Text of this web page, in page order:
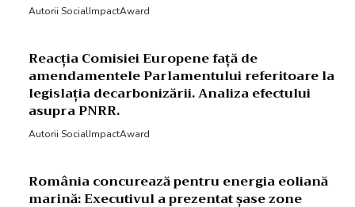
Autorii SocialImpactAward
Reacția Comisiei Europene față de
amendamentele Parlamentului referitoare la
legislația decarbonizării. Analiza efectului
asupra PNRR.
Autorii SocialImpactAward
România concurează pentru energia eoliană
marină: Executivul a prezentat șase zone